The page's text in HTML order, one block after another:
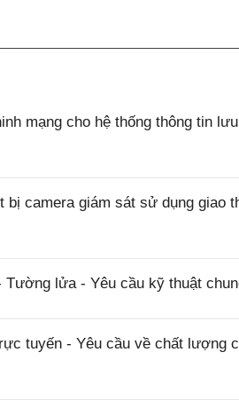
mạng cho hệ thống thông tin
bị camera giám sát sử dụng giao
Tường lửa - Yêu cầu kỹ thuật
tuyến - Yêu cầu về chất lượng